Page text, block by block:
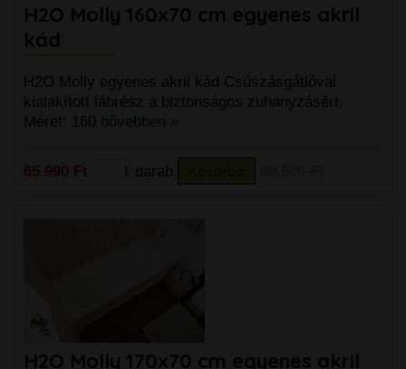
H2O Molly 160x70 cm egyenes akril
kád
H2O Molly egyenes akril kád Csúszásgátlóval
kialakított lábrész a biztonságos zuhanyzásért.
Méret: 160 bővebben »
65.990 Ft darab
H2O Molly 170x70 cm egyenes akril